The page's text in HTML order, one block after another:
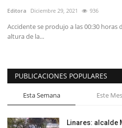
Editora Diciembre 29, 2021 936
Accidente se produjo a las 00:30 horas
altura de la...
PUBLICACIONES POPULARES
Esta Semana Este Mes
Linares: alcalde